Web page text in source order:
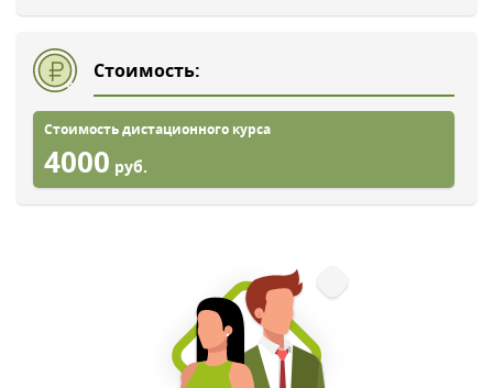
Стоимость:
Стоимость дистационного курса
4000 руб.